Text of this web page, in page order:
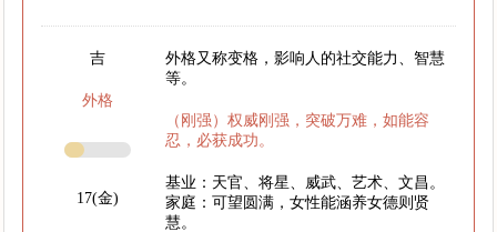
吉
外格
17(金)
外格又称变格，影响人的社交能力、智慧
等。
（刚强）权威刚强，突破万难，如能容
忍，必获成功。
基业：天官、将星、威武、艺术、文昌。
家庭：可望圆满，女性能涵养女德则贤
慧。